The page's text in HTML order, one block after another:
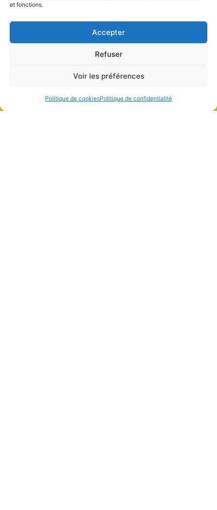
et fonctions.
Accepter
Refuser
Voir les préférences
Politique de cookiesPolitique de confidentialité
+41 22 321 04 48